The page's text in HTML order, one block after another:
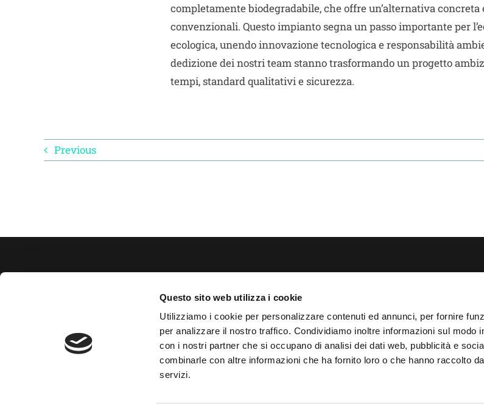
Questo sito web utilizza i cookie
Utilizziamo i cookie per personalizzare contenuti ed annunci, per fornire
per analizzare il nostro traffico. Condividiamo inoltre informazioni sul modo
con i nostri partner che si occupano di analisi dei dati web, pubblicità e
combinarle con altre informazioni che ha fornito loro o che hanno raccolto
servizi.
completamente biodegradabile, che offre un’alternativa
convenzionali. Questo impianto segna un passo importante per
ecologica, unendo innovazione tecnologica e responsabilità
dedizione dei nostri team stanno trasformando un progetto
tempi, standard qualitativi e sicurezza.
Previous
B-Plas sbrl via Gessi, 16 48022
Lugo (RA) Tel.0545.20611
info@b-plas.it
Vantaggi
Proposta